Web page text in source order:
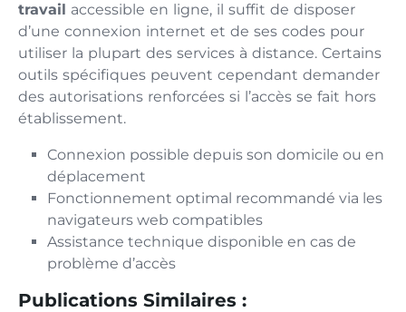
travail accessible en ligne, il suffit de disposer
d’une connexion internet et de ses codes pour
utiliser la plupart des services à distance. Certains
outils spécifiques peuvent cependant demander
des autorisations renforcées si l’accès se fait hors
établissement.
Connexion possible depuis son domicile ou en
déplacement
Fonctionnement optimal recommandé via les
navigateurs web compatibles
Assistance technique disponible en cas de
problème d’accès
Publications Similaires :